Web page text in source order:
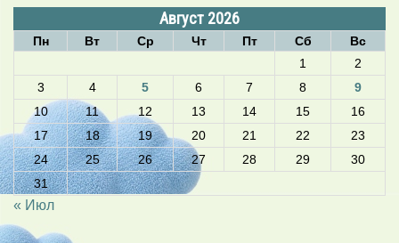
Август 2026
Пн Вт Ср Чт Пт Сб
Вс
1
2
3
4 5 6 7 8
9
10
11 12 13 14 15
16
17
18 19 20 21 22
23
24
25 26 27 28 29
30
31
« Июл